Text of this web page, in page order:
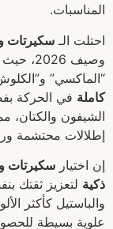
المناسبات.
احتلت الـ سكيرتات
وصيف
“الماكسي”
كاملة في الحركة
الشيفون والكتان،
إطلالات محتشمة
إن اختيار سكيرتات
ذكية
والباستيل كأكثر
علوية بسيطة